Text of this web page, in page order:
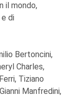
il mondo,
di
Bertoncini,
Charles,
Tiziano
Manfredini,